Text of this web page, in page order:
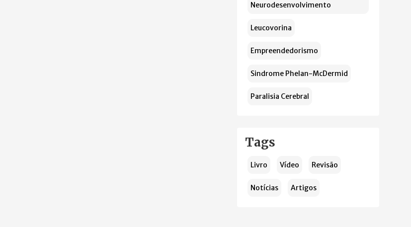
Neurodesenvolvimento
Leucovorina
Empreendedorismo
Sindrome Phelan-McDermid
Paralisia Cerebral
Tags
Livro Vídeo Revisão
Notícias Artigos